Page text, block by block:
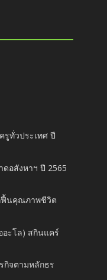
รูทั่วประเทศ ปี
อสังหาฯ ปี 2565
ฟื้นคุณภาพชีวิต
อะโล) สกินแคร์
กิจตามหลักธร